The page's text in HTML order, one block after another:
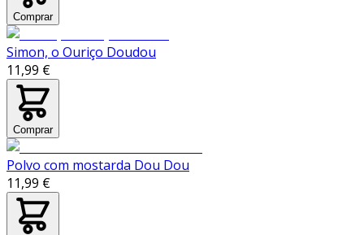
Comprar
Simon, o Ouriço Doudou
11,99 €
Comprar
Polvo com mostarda Dou Dou
11,99 €